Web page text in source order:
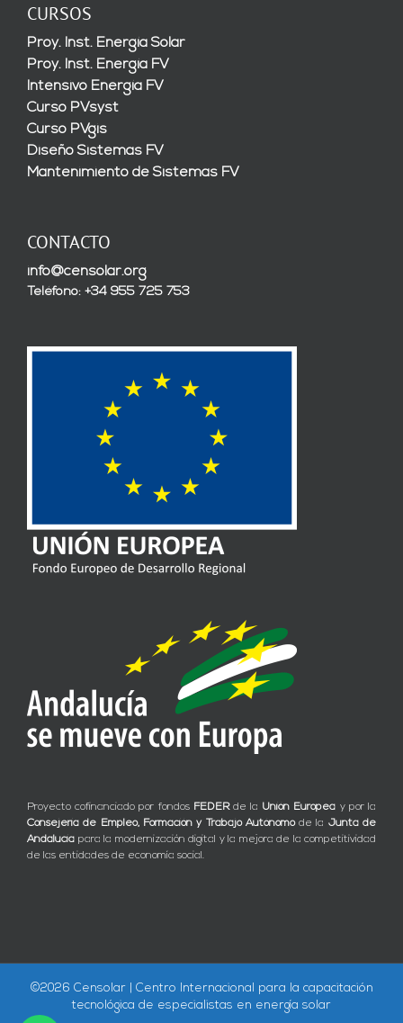
CURSOS
Proy. Inst. Energía Solar
Proy. Inst. Energía FV
Intensivo Energía FV
Curso PVsyst
Curso PVgis
Diseño Sistemas FV
Mantenimiento de Sistemas FV
CONTACTO
info@censolar.org
Teléfono: +34 955 725 753
Proyecto cofinanciado por fondos FEDERde la Unión Europea y por la
Consejería de Empleo, Formación y Trabajo Autónomode la Junta de
Andalucía para la modernización digital y la mejora de la competitividad
de las entidades de economía social.
©2026 Censolar | Centro Internacional para la capacitación
tecnológica de especialistas en energía solar